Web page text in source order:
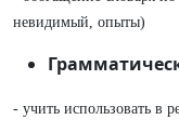
невидимый, опыты)
- учить использовать в